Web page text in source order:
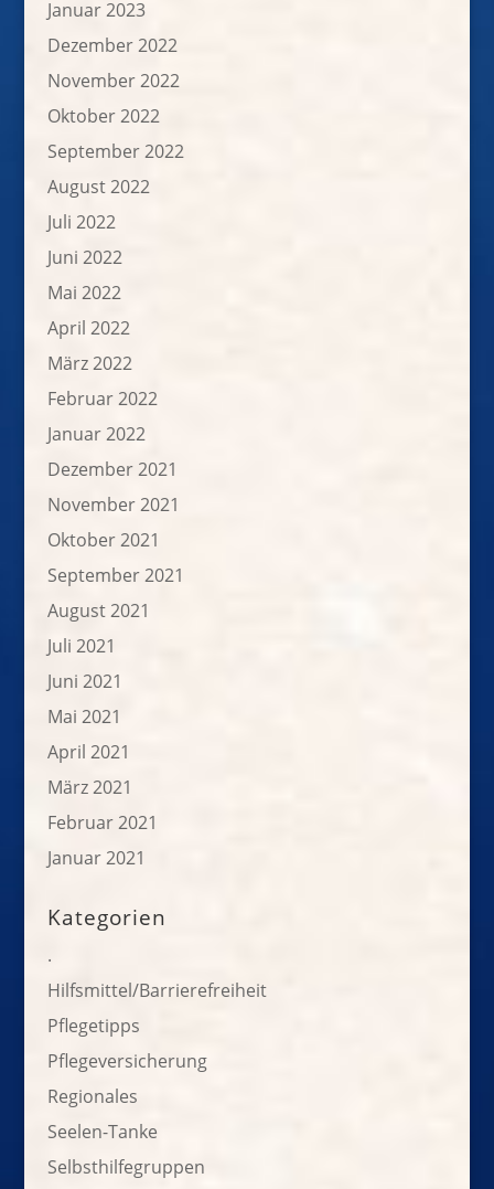
Januar 2023
Dezember 2022
November 2022
Oktober 2022
September 2022
August 2022
Juli 2022
Juni 2022
Mai 2022
April 2022
März 2022
Februar 2022
Januar 2022
Dezember 2021
November 2021
Oktober 2021
September 2021
August 2021
Juli 2021
Juni 2021
Mai 2021
April 2021
März 2021
Februar 2021
Januar 2021
Kategorien
.
Hilfsmittel/Barrierefreiheit
Pflegetipps
Pflegeversicherung
Regionales
Seelen-Tanke
Selbsthilfegruppen